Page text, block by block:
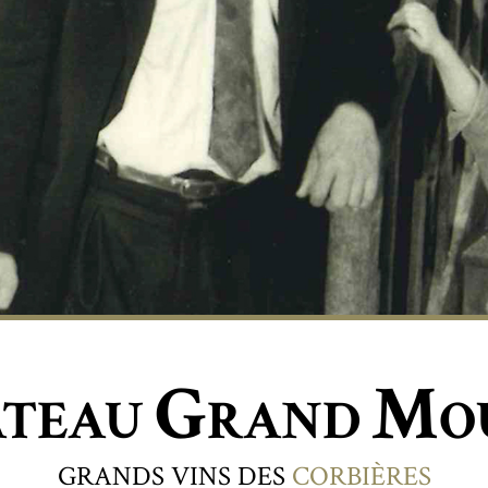
GRANDM
GRANDS VINS DES CORBIÈRES